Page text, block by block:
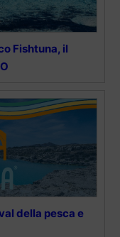
Fishtuna, il
della pesca e